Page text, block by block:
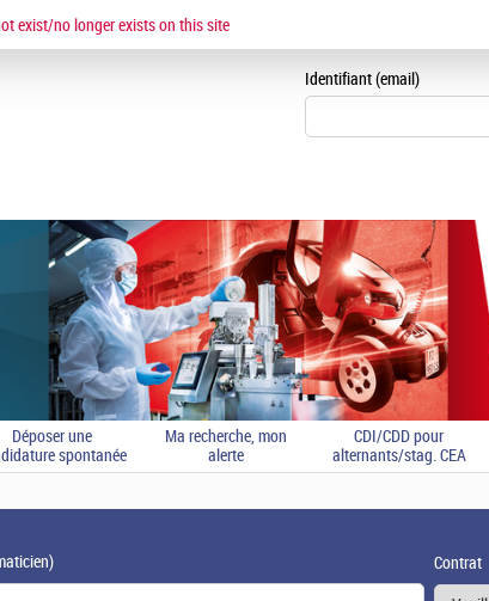
Identifiant (email)
Déposer une
spontanée
Ma recherche, mon
alerte
CDI/CDD pour
alternants/stag. CEA
Contrat
exist/no longer exists on this site